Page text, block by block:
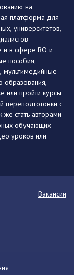
на
платформа для
университетов,
и в сфере ВО и
пособия,
мультимедийные
образования,
или пройти курсы
переподготовки с
стать авторами
обучающих
уроков или
Вакансии